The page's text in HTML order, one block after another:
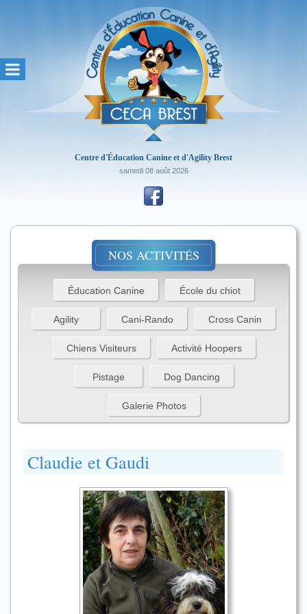
Centre d'Éducation Canine et d'Agility Brest
samedi 08 août 2026
NOS ACTIVITÉS
Éducation Canine École du chiot
Agility Cani-Rando Cross Canin
Chiens Visiteurs Activité Hoopers
Pistage Dog Dancing
Galerie Photos
Claudie et Gaudi